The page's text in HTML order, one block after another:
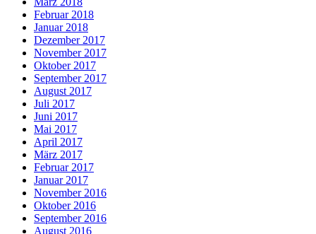
Februar 2018
Januar 2018
Dezember 2017
November 2017
Oktober 2017
September 2017
August 2017
Juli 2017
Juni 2017
Mai 2017
April 2017
März 2017
Februar 2017
Januar 2017
November 2016
Oktober 2016
September 2016
August 2016